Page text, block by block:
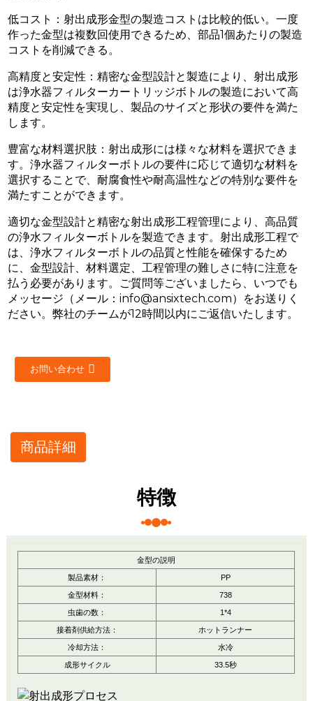
低コスト：射出成形金型の製造コストは比較的低い。一度
作った金型は複数回使用できるため、部品1個あたりの製造
コストを削減できる。
高精度と安定性：精密な金型設計と製造により、射出成形
は浄水器フィルターカートリッジボトルの製造において高
精度と安定性を実現し、製品のサイズと形状の要件を満た
します。
豊富な材料選択肢：射出成形には様々な材料を選択できま
す。浄水器フィルターボトルの要件に応じて適切な材料を
選択することで、耐腐食性や耐高温性などの特別な要件を
満たすことができます。
適切な金型設計と精密な射出成形工程管理により、高品質
の浄水フィルターボトルを製造できます。射出成形工程で
は、浄水フィルターボトルの品質と性能を確保するため
に、金型設計、材料選定、工程管理の難しさに特に注意を
払う必要があります。ご質問等ございましたら、いつでも
メッセージ（メール：info@ansixtech.com）をお送りく
ださい。弊社のチームが12時間以内にご返信いたします。
お問い合わせ
商品詳細
特徴
金型の説明
製品素材： PP
金型材料： 738
虫歯の数： 1*4
接着剤供給方法： ホットランナー
冷却方法： 水冷
成形サイクル 33.5秒